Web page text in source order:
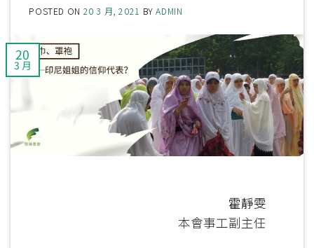
POSTED ON 20 3 月, 2021 BYADMIN
20
3 月
霍靜雯
本會事工副主任